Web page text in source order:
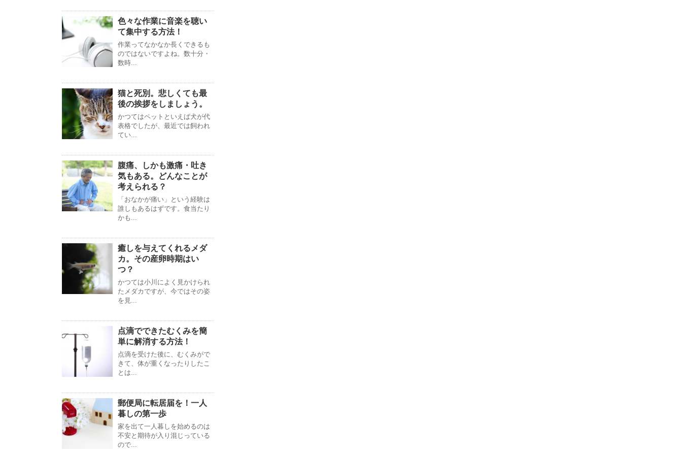
色々な作業に音楽を聴い
て集中する方法！
作業ってなかなか長くできるも
のではないですよね。数十分・
数時...
猫と死別。悲しくても最
後の挨拶をしましょう。
かつてはペットといえば犬が代
表格でしたが、最近では飼われ
てい...
腹痛、しかも激痛・吐き
気もある。どんなことが
考えられる？
「おなかが痛い」という経験は
誰しもあるはずです。食当たり
かも...
癒しを与えてくれるメダ
カ。その産卵時期はい
つ？
かつては小川によく見かけられ
たメダカですが、今ではその姿
を見...
点滴でできたむくみを簡
単に解消する方法！
点滴を受けた後に、むくみがで
きて、体が重くなったりしたこ
とは...
郵便局に転居届を！一人
暮しの第一歩
家を出て一人暮しを始めるのは
不安と期待が入り混じっている
ので...